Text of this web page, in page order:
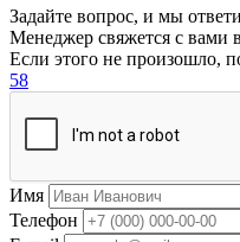
Задайте вопрос, и мы
Менеджер свяжется с вами
Если этого не произошло,
58
Имя
Телефон